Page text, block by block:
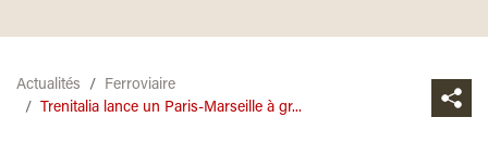
Actualités
Ferroviaire
Trenitalia lance un Paris-Marseille à gr...